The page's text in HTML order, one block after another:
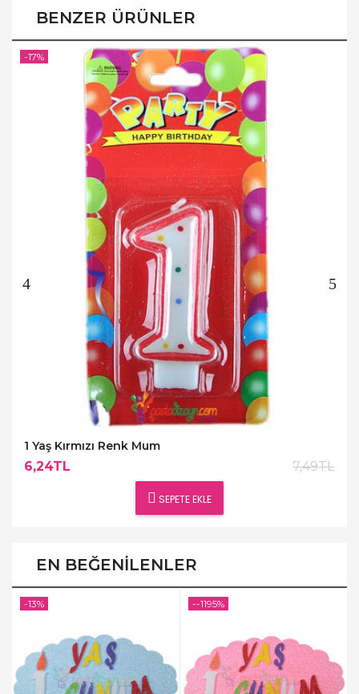
BENZER ÜRÜNLER
1 Yaş Kırmızı Renk Mum
6,24TL 7,49TL
SEPETE EKLE
-17%
EN BEĞENILENLER
-13% --1195%